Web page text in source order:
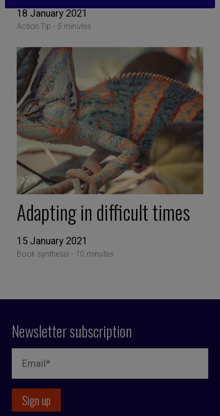
18 January 2021
Action Tip - 5 minutes
Adapting in difficult times
15 January 2021
Book synthesis - 10 minutes
Newsletter subscription